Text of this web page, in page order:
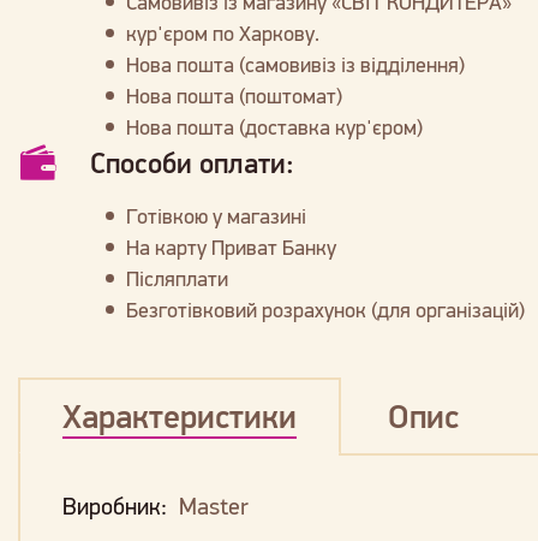
кур'єром по Харкову.
Нова пошта (самовивіз із відділення)
Нова пошта (поштомат)
Нова пошта (доставка кур'єром)
Способи оплати:
Готівкою у магазині
На карту Приват Банку
Післяплати
Безготівковий розрахунок (для організацій)
Характеристики Опис
Виробник: Master